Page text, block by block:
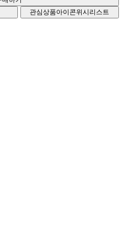
관심상품아이콘위시리스트